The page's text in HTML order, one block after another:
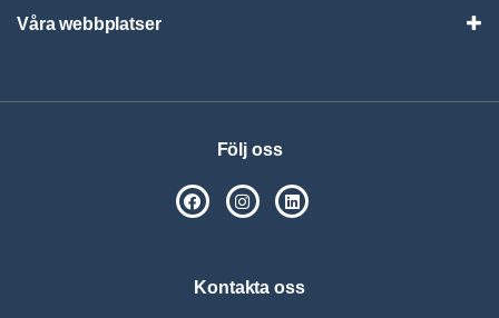
Våra webbplatser
Följ oss
SPSM på Facebook
SPSM på Instagram
Kontakta oss